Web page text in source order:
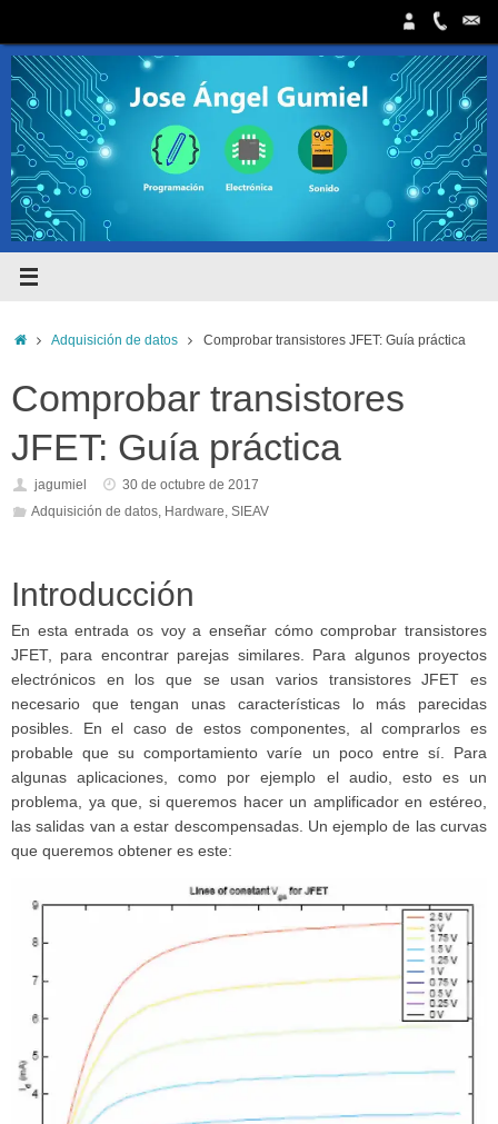
contenido
InicioAdquisición de datos Comprobar transistores JFET: Guía práctica
Comprobar transistores
JFET: Guía práctica
jagumiel
30 de octubre de 2017
Adquisición de datos, Hardware, SIEAV
Introducción
En esta entrada os voy a enseñar cómo comprobar transistores
JFET, para encontrar parejas similares. Para algunos proyectos
electrónicos en los que se usan varios transistores JFET es
necesario que tengan unas características lo más parecidas
posibles. En el caso de estos componentes, al comprarlos es
probable que su comportamiento varíe un poco entre sí. Para
algunas aplicaciones, como por ejemplo el audio, esto es un
problema, ya que, si queremos hacer un amplificador en estéreo,
las salidas van a estar descompensadas. Un ejemplo de las curvas
que queremos obtener es este: